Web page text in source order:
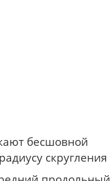
бесшовной
скругления